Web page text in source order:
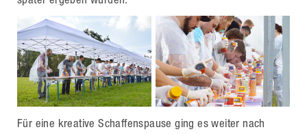
Für eine kreative Schaffenspause ging es weiter nach